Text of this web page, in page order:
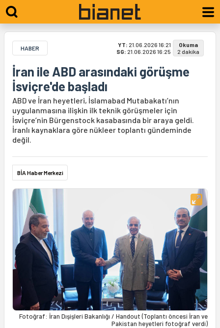
HABER YT: 21.06.2026 16:21
SG: 21.06.2026 16:25
Okuma
2 dakika
İran ile ABD arasındaki görüşme
İsviçre'de başladı
ABD ve İran heyetleri, İslamabad Mutabakatı’nın
uygulanmasına ilişkin ilk teknik görüşmeler için
İsviçre’nin Bürgenstock kasabasında bir araya geldi.
İranlı kaynaklara göre nükleer toplantı gündeminde
değil.
BİA Haber Merkezi
Fotoğraf: İran Dışişleri Bakanlığı / Handout (Toplantı öncesi İran ve
Pakistan heyetleri fotoğraf verdi)